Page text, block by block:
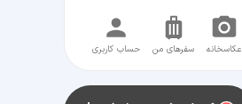
عکاسخانه سفر‌های من حساب کاربری